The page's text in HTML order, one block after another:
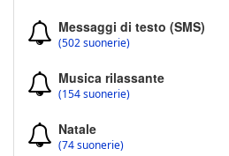
Messaggi di testo (SMS)
(502 suonerie)
Musica rilassante
(154 suonerie)
Natale
(74 suonerie)